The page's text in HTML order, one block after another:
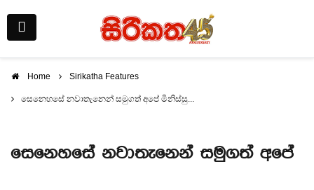
Home Sirikatha Features
සෙනෙහසේ නවාතැනෙන් සමුගත් අපේ මිනිස්සු...
සෙනෙහසේ නවාතැනෙන් සමුගත් අපේ